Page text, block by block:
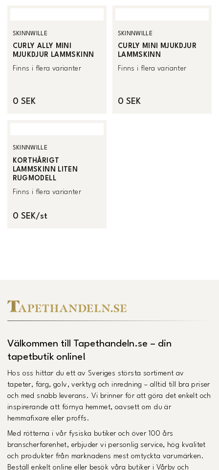
SKINNWILLE
CURLY ALLY MINI
MJUKDJUR LAMMSKINN
Finns i flera varianter
0 SEK
SKINNWILLE
CURLY MINI MJUKDJUR
LAMMSKINN
Finns i flera varianter
0 SEK
SKINNWILLE
KORTHÅRIGT
LAMMSKINN LITEN
RUGMODELL
Finns i flera varianter
0 SEK/st
Välkommen till Tapethandeln.se – din
tapetbutik online!
Hos oss hittar du ett av Sveriges största sortiment av
tapeter, färg, golv, verktyg och inredning – alltid till bra priser
och med snabb leverans. Vi brinner för att göra det enkelt och
inspirerande att förnya hemmet, oavsett om du är
hemmafixare eller proffs.
Med rötterna i vår fysiska butiker och över 100 års
branscherfarenhet, erbjuder vi personlig service, hög kvalitet
och produkter från marknadens mest omtyckta varumärken.
Beställ enkelt online eller besök våra butiker i Vårby och